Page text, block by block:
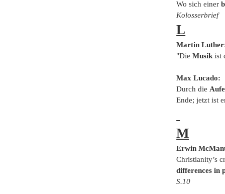
Wo sich einer
Kolosserbrief
L
Martin
"DieMusik ist
Max Lucado:
Durch die
Ende; jetzt ist
M
Erwin
Christianity’s
differences in
S.10